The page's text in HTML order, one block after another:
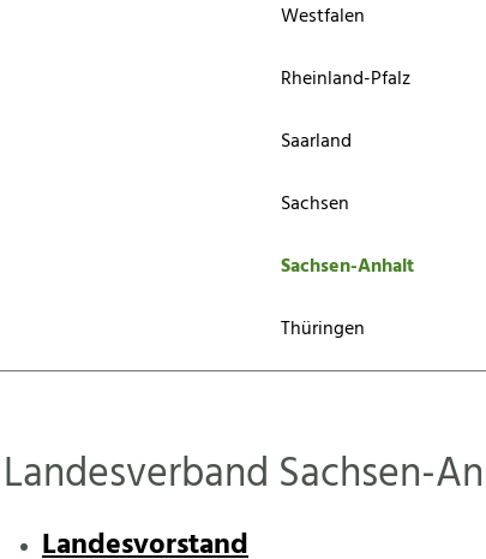
Westfalen
Rheinland-Pfalz
Saarland
Sachsen
Sachsen-Anhalt
Thüringen
Landesverband Sachsen-
Landesvorstand